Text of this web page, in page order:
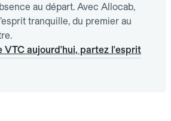
au départ. Avec Allocab,
tranquille, du premier au
VTC aujourd'hui, partez l'esprit